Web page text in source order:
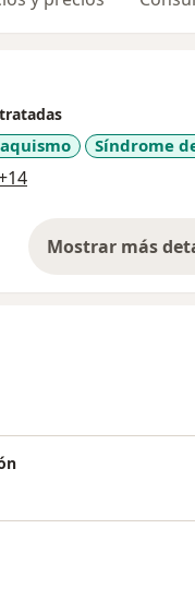
Síndrome
Mostrar mássobre